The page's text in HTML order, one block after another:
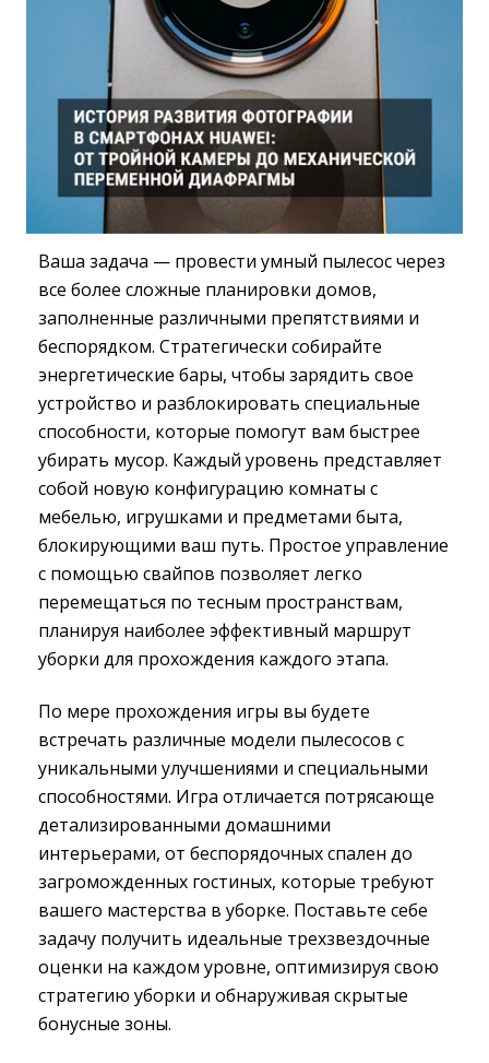
Ваша задача — провести умный пылесос через
все более сложные планировки домов,
заполненные различными препятствиями и
беспорядком. Стратегически собирайте
энергетические бары, чтобы зарядить свое
устройство и разблокировать специальные
способности, которые помогут вам быстрее
убирать мусор. Каждый уровень представляет
собой новую конфигурацию комнаты с
мебелью, игрушками и предметами быта,
блокирующими ваш путь. Простое управление
с помощью свайпов позволяет легко
перемещаться по тесным пространствам,
планируя наиболее эффективный маршрут
уборки для прохождения каждого этапа.
По мере прохождения игры вы будете
встречать различные модели пылесосов с
уникальными улучшениями и специальными
способностями. Игра отличается потрясающе
детализированными домашними
интерьерами, от беспорядочных спален до
загроможденных гостиных, которые требуют
вашего мастерства в уборке. Поставьте себе
задачу получить идеальные трехзвездочные
оценки на каждом уровне, оптимизируя свою
стратегию уборки и обнаруживая скрытые
бонусные зоны.